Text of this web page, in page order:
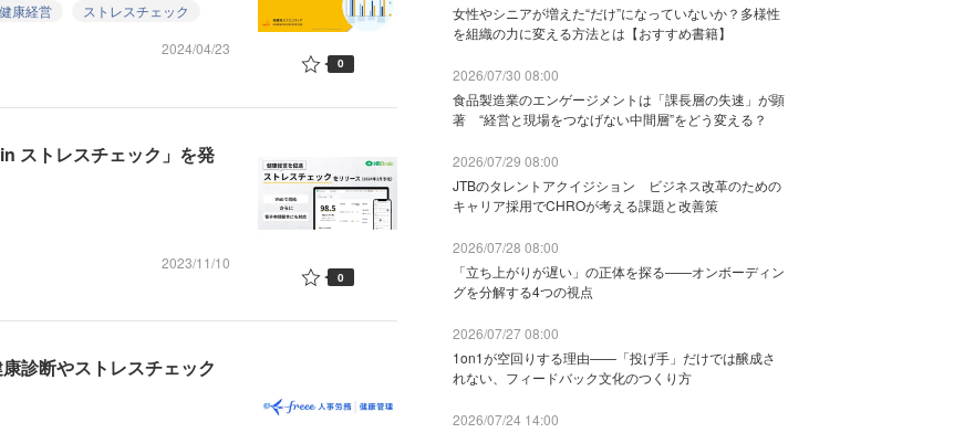
健康経営
ストレスチェック
2024/04/23
0
ストレスチェック」を発
2023/11/10
0
診断やストレスチェック
女性やシニアが増えた“だけ”になっていないか？多様性
を組織の力に変える方法とは【おすすめ書籍】
2026/07/30 08:00
食品製造業のエンゲージメントは「課長層の失速」が顕
著 “経営と現場をつなげない中間層”をどう変える？
2026/07/29 08:00
JTBのタレントアクイジション ビジネス改革のための
キャリア採用でCHROが考える課題と改善策
2026/07/28 08:00
「立ち上がりが遅い」の正体を探る——オンボーディン
グを分解する4つの視点
2026/07/27 08:00
1on1が空回りする理由——「投げ手」だけでは醸成さ
れない、フィードバック文化のつくり方
2026/07/24 14:00